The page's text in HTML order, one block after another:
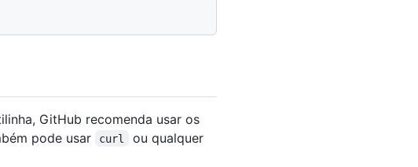
GitHub recomenda usar os
pode usar curl
ou qualquer